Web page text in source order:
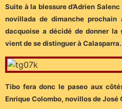
Suite à la blessure d’Adrien
novillada de dimanche
dacquoise a décidé de donner
vient de se distinguer à Calasparra.
Tibo fera donc le paseo aux
Enrique Colombo, novillos de José